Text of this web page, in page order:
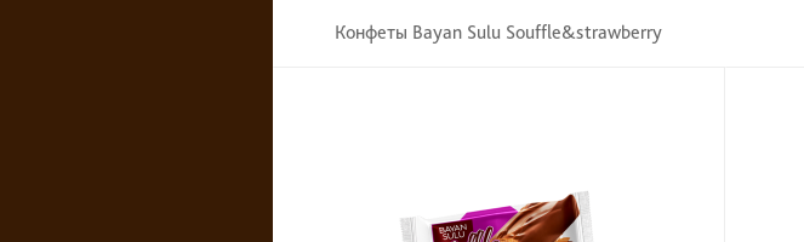
Конфеты Bayan Sulu Souffle&strawberry